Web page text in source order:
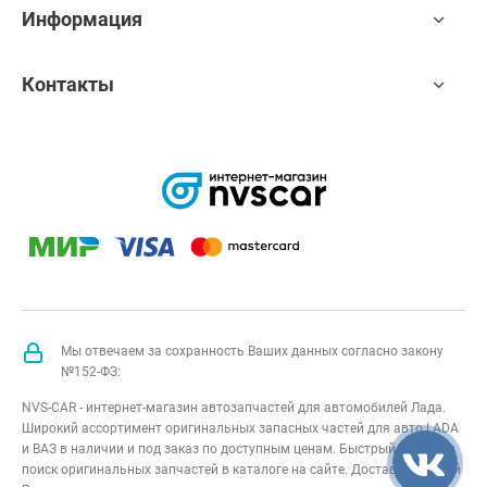
Информация
Контакты
Мы отвечаем за сохранность Ваших данных согласно закону
№152-ФЗ:
NVS-CAR - интернет-магазин автозапчастей для автомобилей Лада.
Широкий ассортимент оригинальных запасных частей для авто LADA
и ВАЗ в наличии и под заказ по доступным ценам. Быстрый подбор и
поиск оригинальных запчастей в каталоге на сайте. Доставка по всей